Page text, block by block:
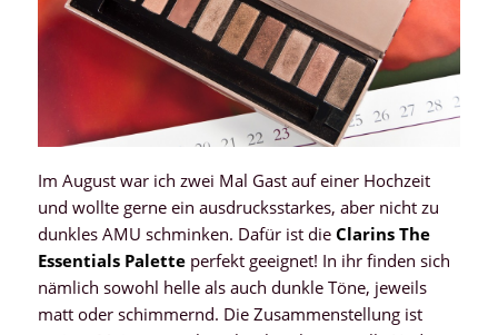
Im August war ich zwei Mal Gast auf einer Hochzeit
und wollte gerne ein ausdrucksstarkes, aber nicht zu
dunkles AMU schminken. Dafür ist dieClarins The
Essentials Paletteperfekt geeignet! In ihr finden sich
nämlich sowohl helle als auch dunkle Töne, jeweils
matt oder schimmernd. Die Zusammenstellung ist